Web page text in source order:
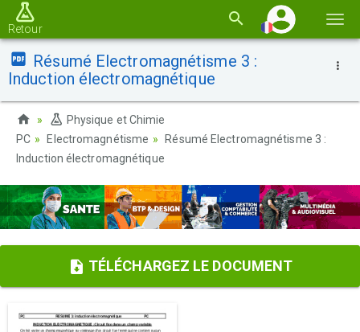
la
Retour
Résumé Electromagnétisme 3 :
Induction électromagnétique
Physique et Chimie
PC
Electromagnétisme
Résumé Electromagnétisme 3 :
Induction électromagnétique
TÉLÉCHARGEZ LE DOCUMENT